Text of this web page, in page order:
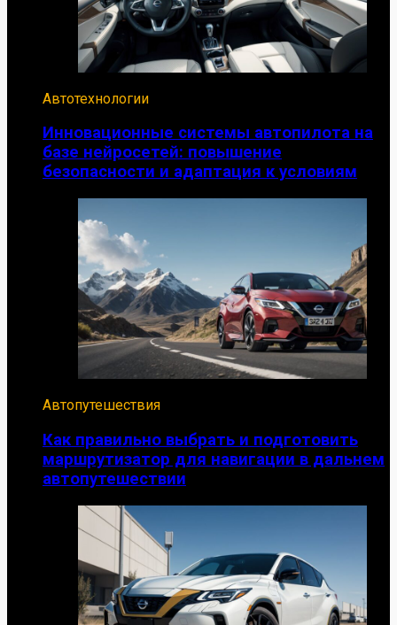
Автотехнологии
Инновационные системы автопилота на
базе нейросетей: повышение
безопасности и адаптация к условиям
Автопутешествия
Как правильно выбрать и подготовить
маршрутизатор для навигации в дальнем
автопутешествии